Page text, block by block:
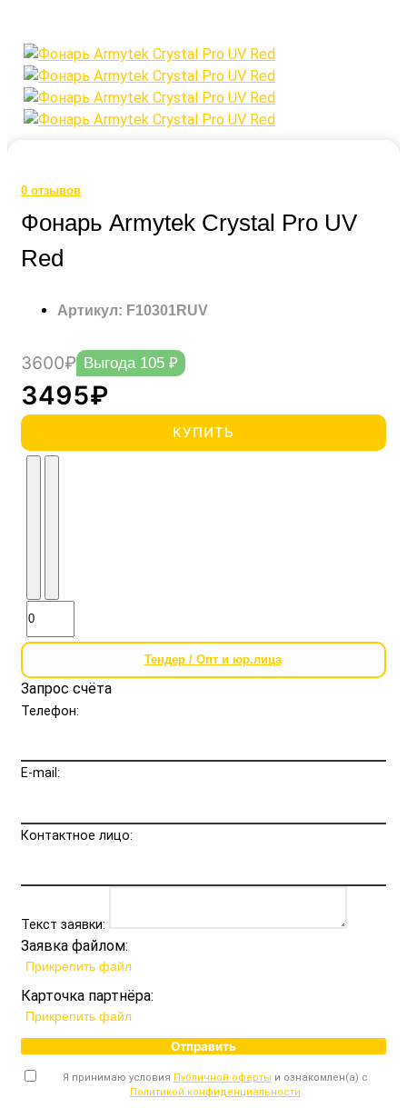
0 отзывов
Фонарь Armytek Crystal Pro UV
Red
Артикул: F10301RUV
3600₽ Выгода 105 ₽
3495₽
КУПИТЬ
Тендер / Опт и юр.лица
Запрос счёта
Телефон:
E-mail:
Контактное лицо:
Текст заявки:
Заявка файлом:
Прикрепить файл
Карточка партнёра:
Прикрепить файл
Отправить
Я принимаю условия Публичной оферты и ознакомлен(а) с
Политикой конфиденциальности